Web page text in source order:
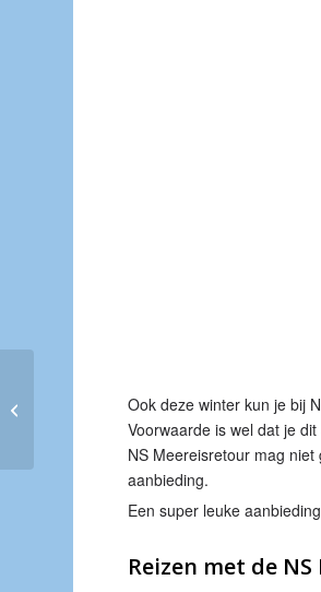
Ook deze winter kun je bij
Voorwaarde is wel dat je
NS Meereisretour mag
aanbieding.
Een super leuke
Reizen met de
Incl. koffie of thee met